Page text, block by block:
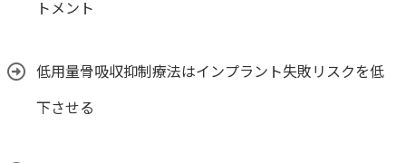
トメント
低用量骨吸収抑制療法はインプラント失敗リスクを低
下させる